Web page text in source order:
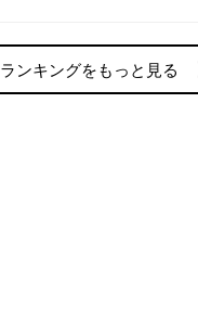
ランキングをもっと見る